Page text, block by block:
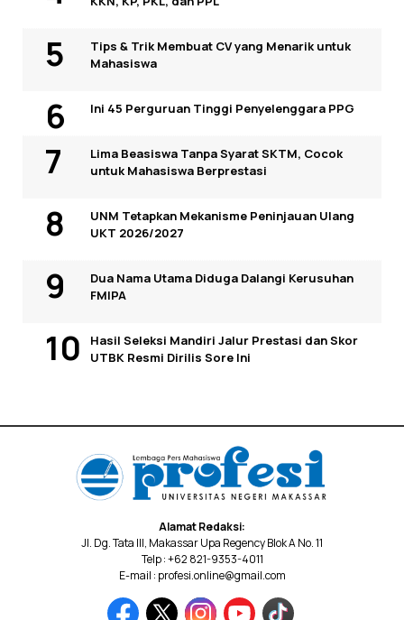
Tips & Trik Membuat CV yang Menarik untuk
Mahasiswa
Ini 45 Perguruan Tinggi Penyelenggara PPG
Lima Beasiswa Tanpa Syarat SKTM, Cocok
untuk Mahasiswa Berprestasi
UNM Tetapkan Mekanisme Peninjauan Ulang
UKT 2026/2027
Dua Nama Utama Diduga Dalangi Kerusuhan
FMIPA
Hasil Seleksi Mandiri Jalur Prestasi dan Skor
UTBK Resmi Dirilis Sore Ini
Alamat Redaksi:
Jl. Dg. Tata III, Makassar Upa Regency Blok A No. 11
Telp : +62 821-9353-4011
E-mail : profesi.online@gmail.com